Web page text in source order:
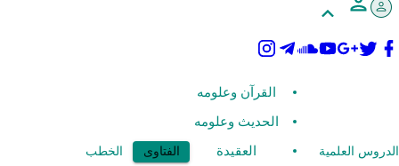
الدروس العلمية
القرآن وعلومه
الحديث وعلومه
العقيدة الفتاوى الخطب